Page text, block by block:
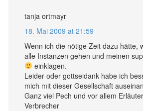
tanja ortmayr
18. Mai 2009 at 21:59
Wenn ich die nötige Zeit dazu hätte,
alle Instanzen gehen und meinen
einklagen.
Leider oder gottseidank habe ich
mich mit dieser Gesellschaft
Ganz viel Pech und vor allem
Verbrecher